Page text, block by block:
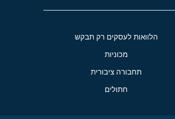
הלוואות לעסקים רק תבקש
מכוניות
תחבורה ציבורית
חתולים